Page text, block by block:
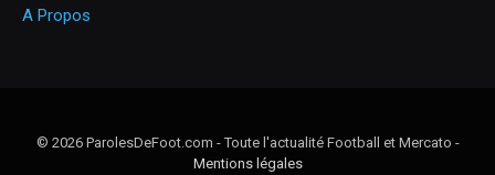
A Propos
© 2026 ParolesDeFoot.com - Toute l'actualité Football et Mercato -
Mentions légales